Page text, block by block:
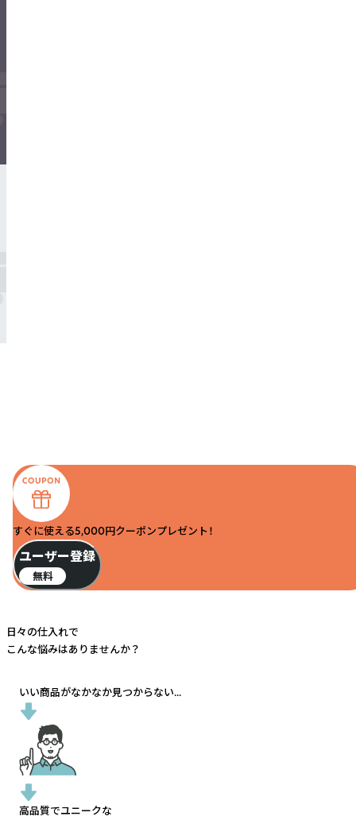
すぐに使える5,000円クーポンプレゼント！
ユーザー登録
無料
日々の仕入れで
こんな悩みはありませんか？
いい商品がなかなか見つからない...
高品質でユニークな